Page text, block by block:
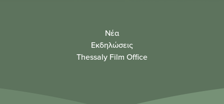
Νέα
Εκδηλώσεις
Thessaly Film Office